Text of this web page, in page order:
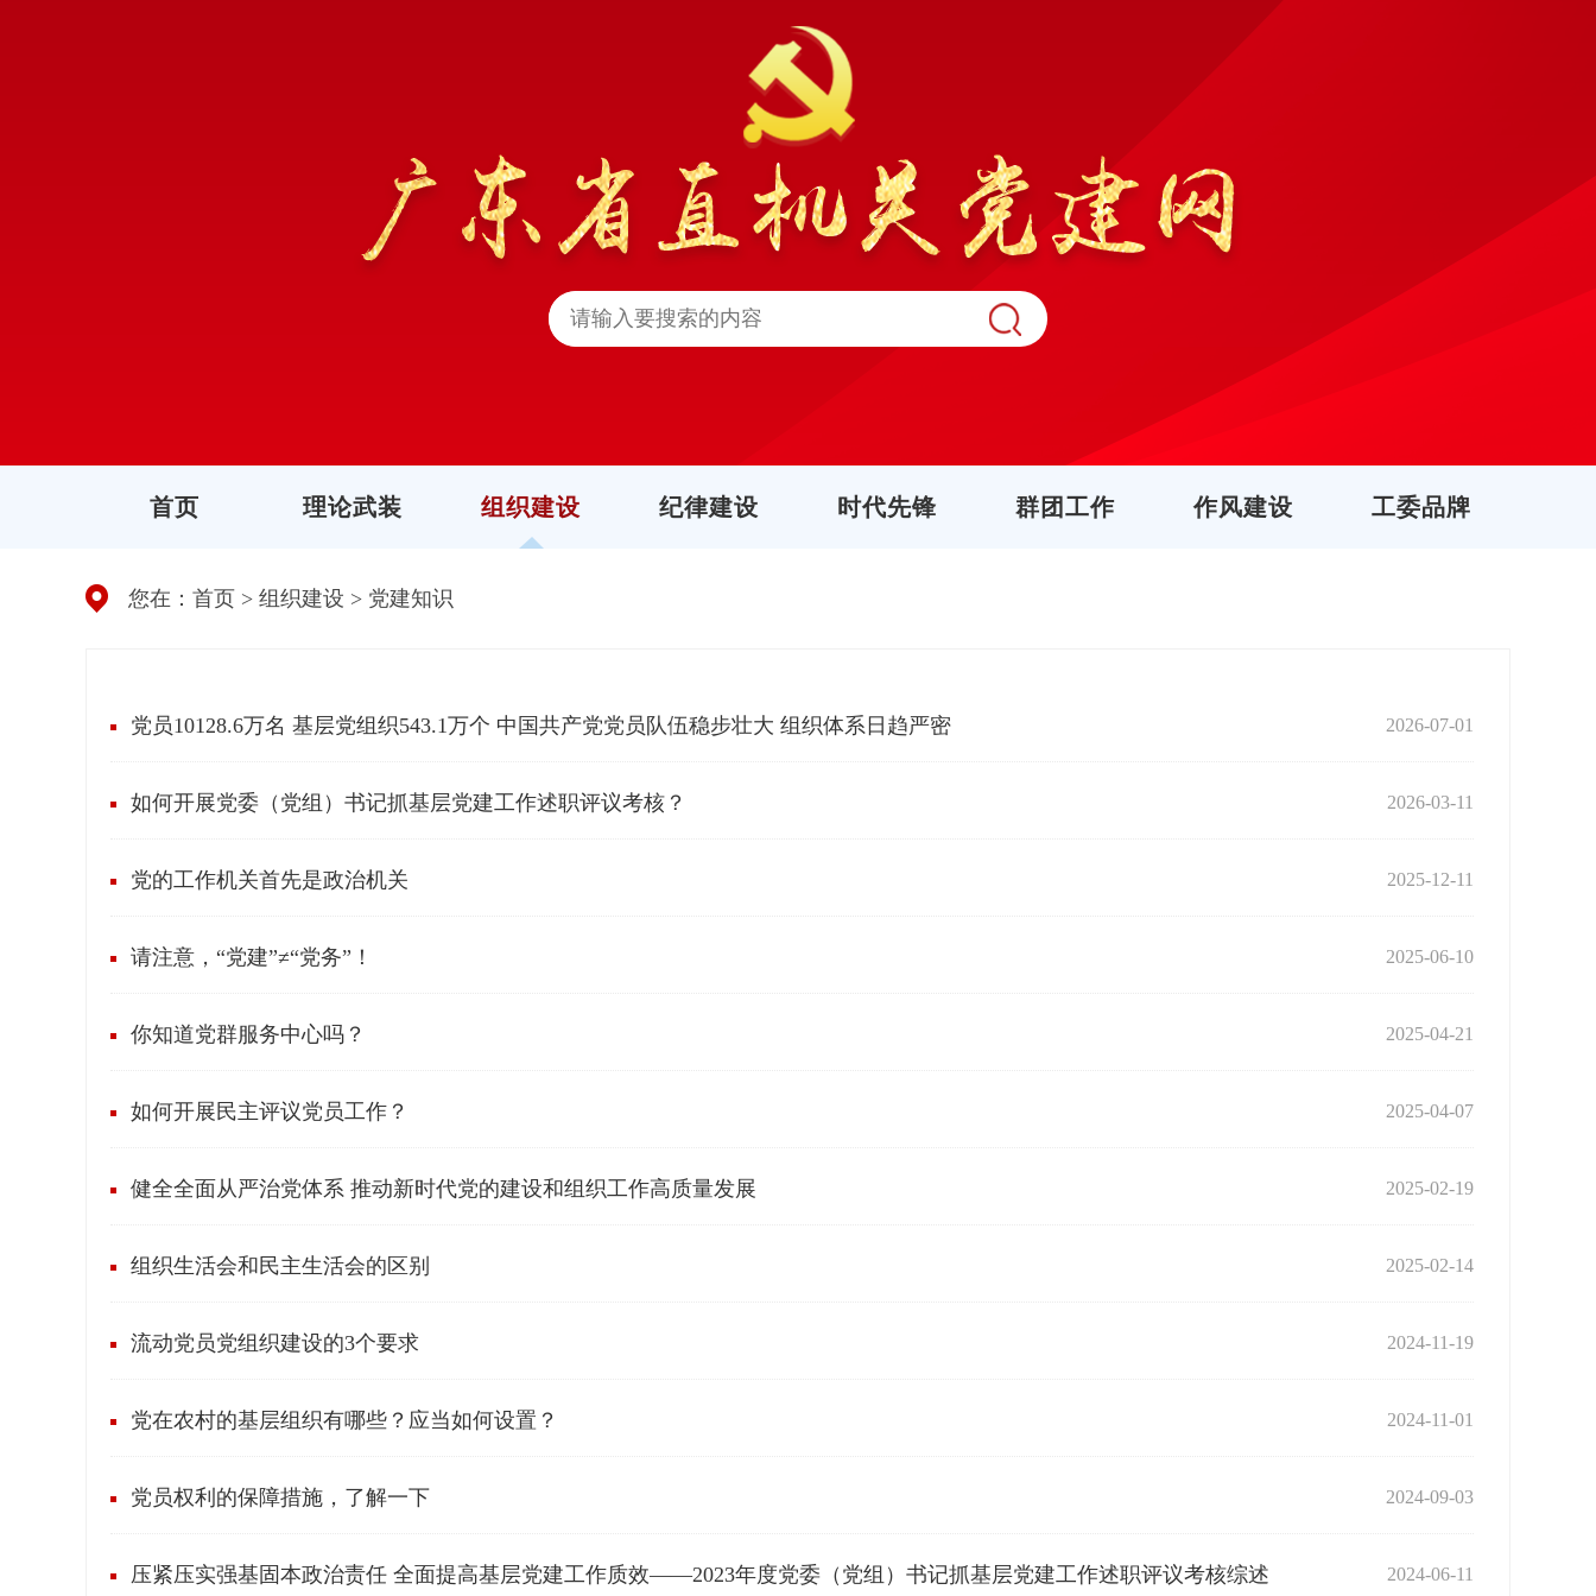
首页 理论武装 组织建设 纪律建设 时代先锋 群团工作 作风建设 工委品牌
您在： 首页 > 组织建设 > 党建知识
党员10128.6万名 基层党组织543.1万个 中国共产党党员队伍稳步壮大 组织体系日趋严密 2026-07-01
如何开展党委（党组）书记抓基层党建工作述职评议考核？ 2026-03-11
党的工作机关首先是政治机关 2025-12-11
请注意，“党建”≠“党务”！ 2025-06-10
你知道党群服务中心吗？ 2025-04-21
如何开展民主评议党员工作？ 2025-04-07
健全全面从严治党体系 推动新时代党的建设和组织工作高质量发展 2025-02-19
组织生活会和民主生活会的区别 2025-02-14
流动党员党组织建设的3个要求 2024-11-19
党在农村的基层组织有哪些？应当如何设置？ 2024-11-01
党员权利的保障措施，了解一下 2024-09-03
压紧压实强基固本政治责任 全面提高基层党建工作质效——2023年度党委（党组）书记抓基层党建工作述职评议考核综述 2024-06-11